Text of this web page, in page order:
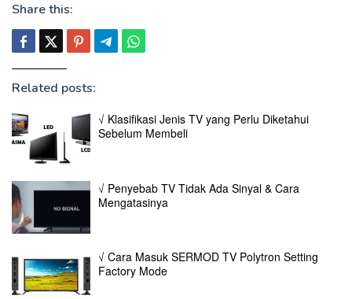
Share this:
Related posts:
√ Klasifikasi Jenis TV yang Perlu Diketahui
Sebelum Membeli
√ Penyebab TV Tidak Ada Sinyal & Cara
Mengatasinya
√ Cara Masuk SERMOD TV Polytron Setting
Factory Mode